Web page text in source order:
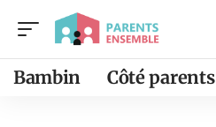
Bambin Côté parents